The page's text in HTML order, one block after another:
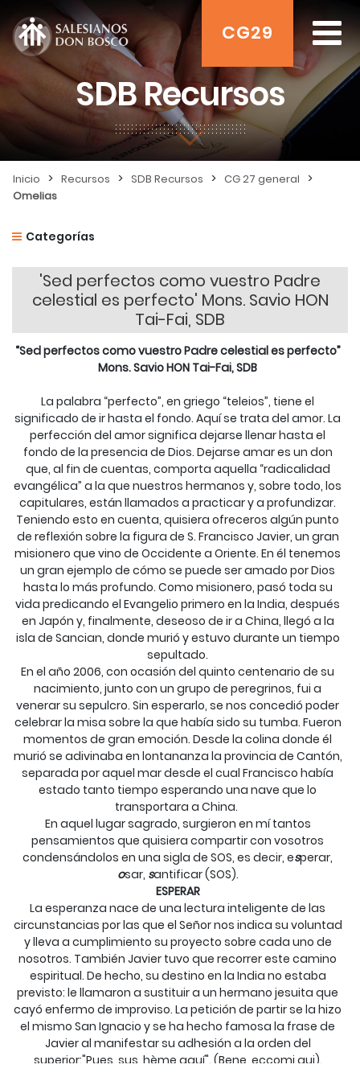
CG29
SDB Recursos
Inicio > Recursos > SDB Recursos > CG 27 general >
Omelias
Categorías
'Sed perfectos como vuestro Padre
celestial es perfecto' Mons. Savio HON
Tai-Fai, SDB
“Sed perfectos como vuestro Padre celestial es perfecto”
Mons. Savio HON Tai-Fai, SDB
La palabra “perfecto”, en griego “teleios”, tiene el
significado de ir hasta el fondo. Aquí se trata del amor. La
perfección del amor significa dejarse llenar hasta el
fondo de la presencia de Dios. Dejarse amar es un don
que, al fin de cuentas, comporta aquella “radicalidad
evangélica” a la que nuestros hermanos y, sobre todo, los
capitulares, están llamados a practicar y a profundizar.
Teniendo esto en cuenta, quisiera ofreceros algún punto
de reflexión sobre la figura de S. Francisco Javier, un gran
misionero que vino de Occidente a Oriente. En él tenemos
un gran ejemplo de cómo se puede ser amado por Dios
hasta lo más profundo. Como misionero, pasó toda su
vida predicando el Evangelio primero en la India, después
en Japón y, finalmente, deseoso de ir a China, llegó a la
isla de Sancian, donde murió y estuvo durante un tiempo
sepultado.
En el año 2006, con ocasión del quinto centenario de su
nacimiento, junto con un grupo de peregrinos, fui a
venerar su sepulcro. Sin esperarlo, se nos concedió poder
celebrar la misa sobre la que había sido su tumba. Fueron
momentos de gran emoción. Desde la colina donde él
murió se adivinaba en lontananza la provincia de Cantón,
separada por aquel mar desde el cual Francisco había
estado tanto tiempo esperando una nave que lo
transportara a China.
En aquel lugar sagrado, surgieron en mí tantos
pensamientos que quisiera compartir con vosotros
condensándolos en una sigla de SOS, es decir, esperar,
osar, santificar (SOS).
ESPERAR
La esperanza nace de una lectura inteligente de las
circunstancias por las que el Señor nos indica su voluntad
y lleva a cumplimiento su proyecto sobre cada uno de
nosotros. También Javier tuvo que recorrer este camino
espiritual. De hecho, su destino en la India no estaba
previsto: le llamaron a sustituir a un hermano jesuita que
cayó enfermo de improviso. La petición de partir se la hizo
el mismo San Ignacio y se ha hecho famosa la frase de
Javier al manifestar su adhesión a la orden del
superior:"Pues, sus, hème aquí". (Bene, eccomi qui).